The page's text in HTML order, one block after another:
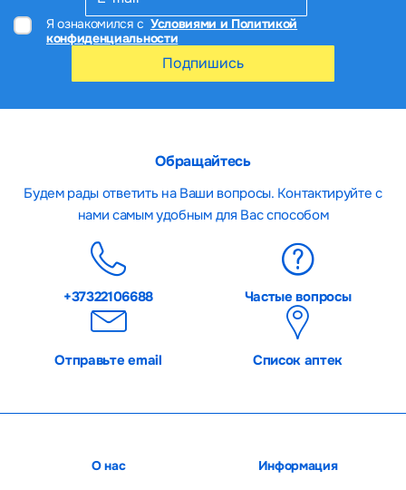
Я ознакомился с Условиями и Политикой
конфиденциальности
Подпишись
Обращайтесь
Будем рады ответить на Ваши вопросы. Контактируйте с
нами самым удобным для Вас способом
+37322106688 Частые вопросы
Отправьте email Список аптек
О нас Информация